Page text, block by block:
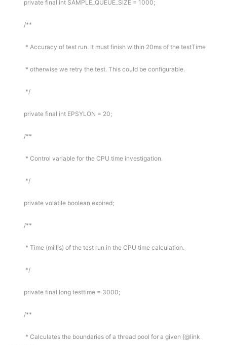
private final int SAMPLE_QUEUE_SIZE = 1000;
/**
* Accuracy of test run. It must finish within 20ms of the testTime
* otherwise we retry the test. This could be configurable.
*/
private final int EPSYLON = 20;
/**
* Control variable for the CPU time investigation.
*/
private volatile boolean expired;
/**
* Time (millis) of the test run in the CPU time calculation.
*/
private final long testtime = 3000;
/**
* Calculates the boundaries of a thread pool for a given {@link